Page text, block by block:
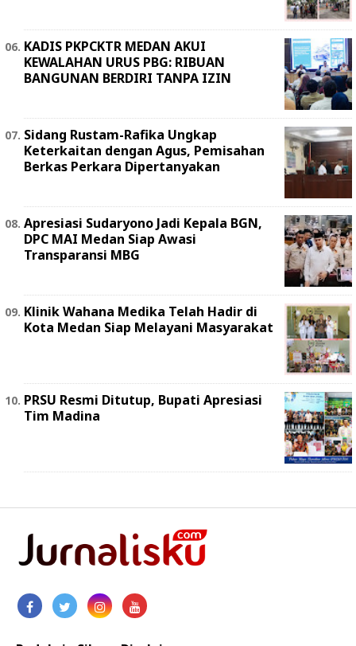
KADIS PKPCKTR MEDAN AKUI
KEWALAHAN URUS PBG: RIBUAN
BANGUNAN BERDIRI TANPA IZIN
Sidang Rustam-Rafika Ungkap
Keterkaitan dengan Agus, Pemisahan
Berkas Perkara Dipertanyakan
Apresiasi Sudaryono Jadi Kepala BGN,
DPC MAI Medan Siap Awasi
Transparansi MBG
Klinik Wahana Medika Telah Hadir di
Kota Medan Siap Melayani Masyarakat
PRSU Resmi Ditutup, Bupati Apresiasi
Tim Madina